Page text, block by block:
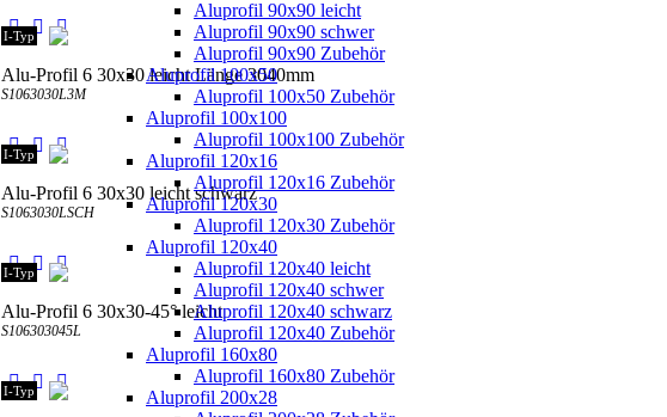
Aluprofil 90x90 leicht
Aluprofil 90x90 schwer
Aluprofil 90x90 Zubehör
Aluprofil 100x50
Aluprofil 100x50 Zubehör
Aluprofil 100x100
Aluprofil 100x100 Zubehör
Aluprofil 120x16
Aluprofil 120x16 Zubehör
Aluprofil 120x30
Aluprofil 120x30 Zubehör
Aluprofil 120x40
Aluprofil 120x40 leicht
Aluprofil 120x40 schwer
Aluprofil 120x40 schwarz
Aluprofil 120x40 Zubehör
Aluprofil 160x80
Aluprofil 160x80 Zubehör
Aluprofil 200x28
Alu-Profil 6 30x30 leicht Länge 3040mm
S1063030L3M
I-Typ
Alu-Profil 6 30x30 leicht schwarz
S1063030LSCH
I-Typ
Alu-Profil 6 30x30-45° leicht
S106303045L
I-Typ
I-Typ